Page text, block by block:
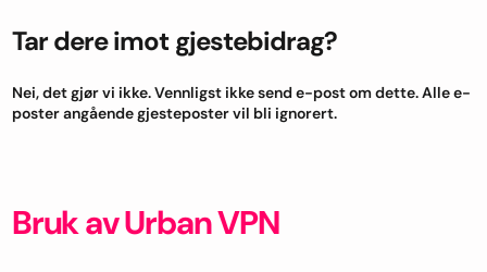
Tar dere imot gjestebidrag?
Nei, det gjør vi ikke. Vennligst ikke send e-post om dette. Alle e-
poster angående gjesteposter vil bli ignorert.
Bruk av Urban VPN